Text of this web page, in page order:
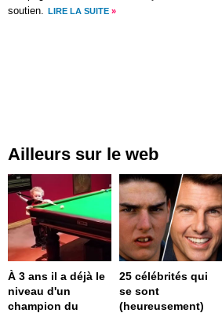
soutien.
LIRE LA SUITE »
Ailleurs sur le web
À 3 ans il a déjà le
niveau d'un
champion du
25 célébrités qui
se sont
(heureusement)